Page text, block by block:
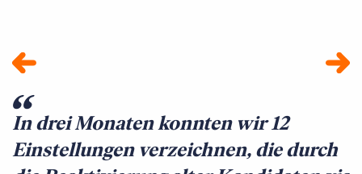
In drei Monaten konnten wir 12
Einstellungen verzeichnen, die durch